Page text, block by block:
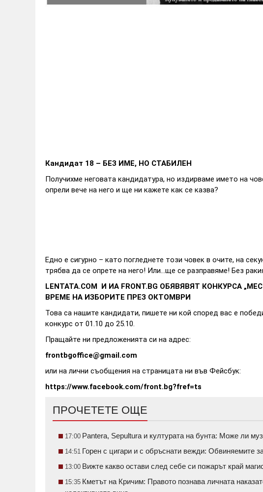
Кандидат 18 – БЕЗ ИМЕ, НО СТАБИЛЕН
Получихме неговата кандидатура, но издирваме името на
опрели вече на него и ще ни кажете как се казва?
Едно е сигурно – като погледнете този човек в очите, на
трябва да се опрете на него! Или...ще се разправяме! Без
LENTATA.COM И ИА FRONT.BG ОБЯВЯВЯТ КОНКУРСА
ВРЕМЕ НА ИЗБОРИТЕ ПРЕЗ ОКТОМВРИ
Това са нашите кандидати, пишете ни кой според вас е
конкурс от 01.10 до 25.10.
Пращайте ни предложенията си на адрес:
frontbgoffice@gmail.com
или на лични съобщения на страницата ни във Фейсбук:
https://www.facebook.com/front.bg?fref=ts
ПРОЧЕТЕТЕ ОЩЕ
17:00 Pantera, Sepultura и културата на бунта: Може ли
14:51 Горен с цигари и с обръснати вежди: Обвиняемите
13:00 Вижте какво остави след себе си пожарът край
15:35 Кметът на Кричим: Правото познава личната